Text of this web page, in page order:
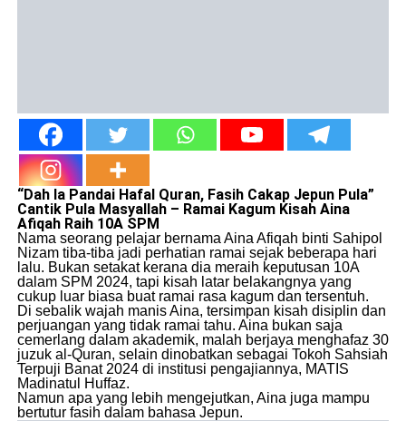
“Dah la Pandai Hafal Quran, Fasih Cakap Jepun Pula”
Cantik Pula Masyallah – Ramai Kagum Kisah Aina
Afiqah Raih 10A SPM
Nama seorang pelajar bernama Aina Afiqah binti Sahipol
Nizam tiba-tiba jadi perhatian ramai sejak beberapa hari
lalu. Bukan setakat kerana dia meraih keputusan 10A
dalam SPM 2024, tapi kisah latar belakangnya yang
cukup luar biasa buat ramai rasa kagum dan tersentuh.
Di sebalik wajah manis Aina, tersimpan kisah disiplin dan
perjuangan yang tidak ramai tahu. Aina bukan saja
cemerlang dalam akademik, malah berjaya menghafaz 30
juzuk al-Quran, selain dinobatkan sebagai Tokoh Sahsiah
Terpuji Banat 2024 di institusi pengajiannya, MATIS
Madinatul Huffaz.
Namun apa yang lebih mengejutkan, Aina juga mampu
bertutur fasih dalam bahasa Jepun.